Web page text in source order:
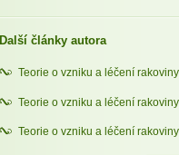
Další články autora
Teorie o vzniku a léčení
Teorie o vzniku a léčení
Teorie o vzniku a léčení